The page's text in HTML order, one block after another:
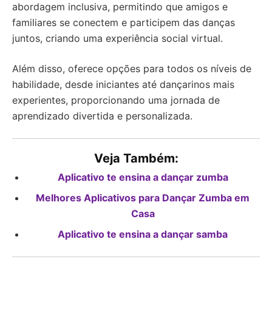
abordagem inclusiva, permitindo que amigos e
familiares se conectem e participem das danças
juntos, criando uma experiência social virtual.
Além disso, oferece opções para todos os níveis de
habilidade, desde iniciantes até dançarinos mais
experientes, proporcionando uma jornada de
aprendizado divertida e personalizada.
Veja Também:
Aplicativo te ensina a dançar zumba
Melhores Aplicativos para Dançar Zumba em
Casa
Aplicativo te ensina a dançar samba